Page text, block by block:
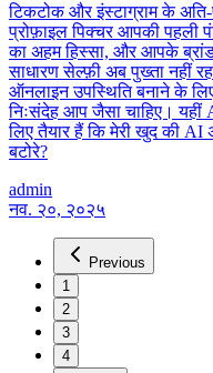
टिकटोक और इंस्टाग्राम के अति-
प्रोफ़ाइल पिक्चर आपकी पहली
का अहम हिस्सा, और आपके
साधारण सेल्फ़ी अब पुख्ता नहीं
ऑनलाइन उपस्थिति बनाने के
निःसंदेह आप जैसा चाहिए।
लिए तैयार हैं कि मेरी खुद की AI
बटोरे?
admin
नव. २०, २०२५
Previous
1
2
3
4